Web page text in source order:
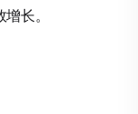
长。